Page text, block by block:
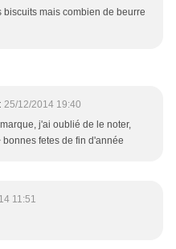
biscuits mais combien de beurre
25/12/2014 19:40
j'ai oublié de le noter,
bonnes fetes de fin d'année
11:51